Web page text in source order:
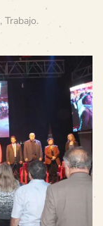
, Trabajo.